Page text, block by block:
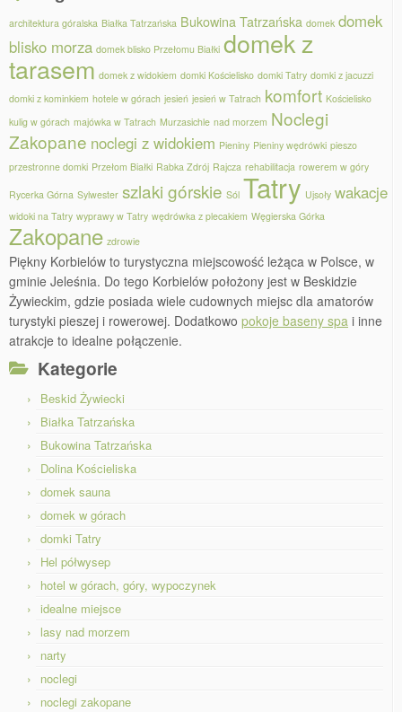
architektura góralska Białka Tatrzańska Bukowina Tatrzańska domek domek
blisko morza domek blisko Przełomu Białki domek z
tarasem domek z widokiem domki Kościelisko domki Tatry domki z jacuzzi
domki z kominkiem hotele w górach jesień jesień w Tatrach komfort Kościelisko
kulig w górach majówka w Tatrach Murzasichle nad morzem Noclegi
Zakopane noclegi z widokiem Pieniny Pieniny wędrówki pieszo
przestronne domki Przełom Białki Rabka Zdrój Rajcza rehabilitacja rowerem w góry
Rycerka Górna Sylwester szlaki górskie Sól Tatry Ujsoły wakacje
widoki na Tatry wyprawy w Tatry wędrówka z plecakiem Węgierska Górka
Zakopane zdrowie
Piękny Korbielów to turystyczna miejscowość leżąca w Polsce, w
gminie Jeleśnia. Do tego Korbielów położony jest w Beskidzie
Żywieckim, gdzie posiada wiele cudownych miejsc dla amatorów
turystyki pieszej i rowerowej. Dodatkowo pokoje baseny spa i inne
atrakcje to idealne połączenie.
Kategorie
Beskid Żywiecki
Białka Tatrzańska
Bukowina Tatrzańska
Dolina Kościeliska
domek sauna
domek w górach
domki Tatry
Hel półwysep
hotel w górach, góry, wypoczynek
idealne miejsce
lasy nad morzem
narty
noclegi
noclegi zakopane